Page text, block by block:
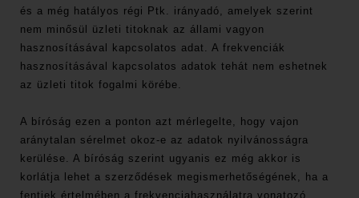
és a még hatályos régi Ptk. irányadó, amelyek szerint
nem minősül üzleti titoknak az állami vagyon
hasznosításával kapcsolatos adat. A frekvenciák
hasznosításával kapcsolatos adatok tehát nem eshetnek
az üzleti titok fogalmi körébe.
A bíróság ezen a ponton azt mérlegelte, hogy vajon
aránytalan sérelmet okoz-e az adatok nyilvánosságra
kerülése. A bíróság szerint ugyanis ez még akkor is
korlátja lehet a szerződések megismerhetőségének, ha a
fentiek értelmében a frekvenciahasználatra vonatozó